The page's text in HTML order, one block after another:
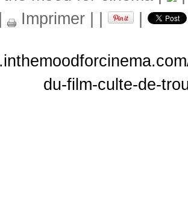
Imprimer
du-film-culte-de-